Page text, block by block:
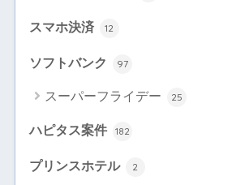
スマホ決済 12
ソフトバンク 97
スーパーフライデー 25
ハピタス案件 182
プリンスホテル 2